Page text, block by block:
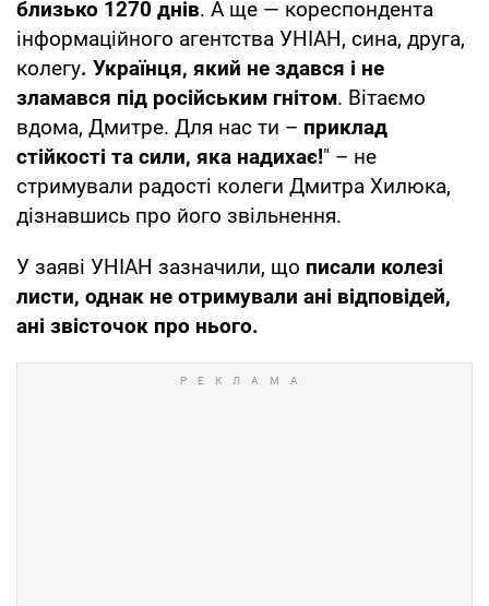
близько 1270 днів. А ще — кореспондента
інформаційного агентства УНІАН, сина, друга,
колегу. Українця, який не здався і не
зламався під російським гнітом. Вітаємо
вдома, Дмитре. Для нас ти – приклад
стійкості та сили, яка надихає!" – не
стримували радості колеги Дмитра Хилюка,
дізнавшись про його звільнення.
У заяві УНІАН зазначили, що писали колезі
листи, однак не отримували ані відповідей,
ані звісточок про нього.